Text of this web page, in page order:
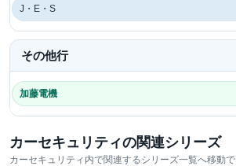
J・E・S
その他行
加藤電機
カーセキュリティの関連シリーズ
カーセキュリティ内で関連するシリーズ一覧へ移動